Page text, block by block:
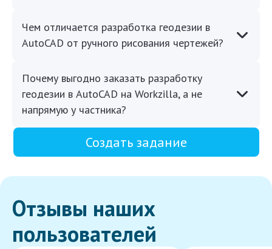
Чем отличается разработка геодезии в
AutoCAD от ручного рисования чертежей?
Почему выгодно заказать разработку
геодезии в AutoCAD на Workzilla, а не
напрямую у частника?
Создать задание
Отзывы наших
пользователей